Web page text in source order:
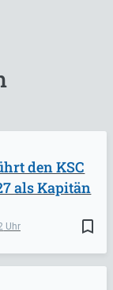
bookmark_border
den KSC
als Kapitän